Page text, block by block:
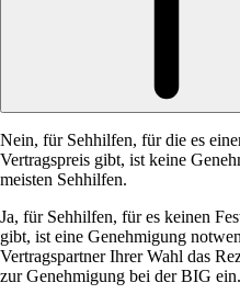
Nein, für Sehhilfen, für die es
Vertragspreis gibt, ist keine
meisten Sehhilfen.
Ja, für Sehhilfen, für es keinen
gibt, ist eine Genehmigung
Vertragspartner Ihrer Wahl das
zur Genehmigung bei der BIG ein.